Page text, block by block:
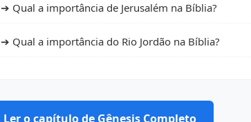
➔ Qual a importância de Jerusalém na Bíblia?
➔ Qual a importância do Rio Jordão na Bíblia?
Ler o capítulo de Gênesis Completo